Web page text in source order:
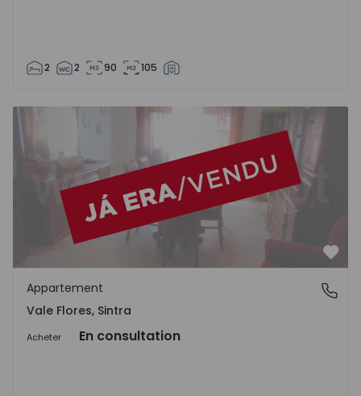
2 2 90 105
Appartement T2 Sintra, Vale Flores - 680420 - 1
Vale Flores, Sintra
Appartement
Vale Flores, Sintra
Acheter En consultation